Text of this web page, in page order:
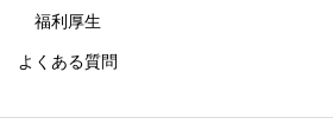
福利厚生
よくある質問